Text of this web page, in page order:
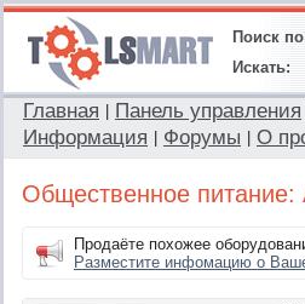
Поиск
Искать:
Главная Панель управления
Информация
Форумы О
Общественное
Продаёте похожее
Разместите инфомацию о